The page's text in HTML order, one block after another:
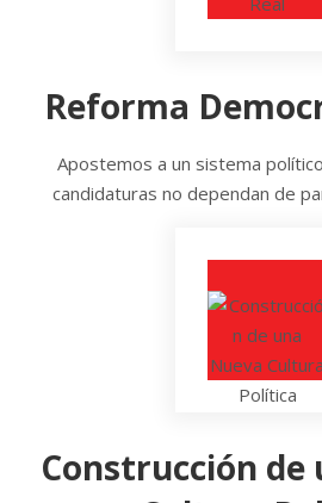
Reforma
Apostemos a un sistema
candidaturas no dependan de
Construcción de